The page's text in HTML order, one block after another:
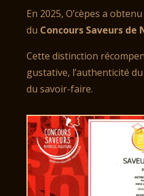
En 2025, O’cèpes a
du Concours Saveurs
Cette distinction
gustative, l’authenticité
du savoir-faire.